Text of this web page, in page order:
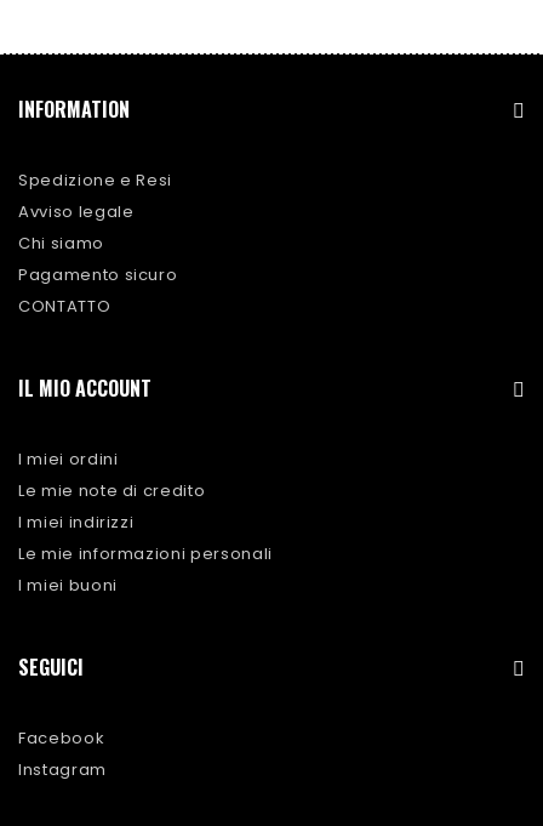
INFORMATION
Spedizione e Resi
Avviso legale
Chi siamo
Pagamento sicuro
CONTATTO
IL MIO ACCOUNT
I miei ordini
Le mie note di credito
I miei indirizzi
Le mie informazioni personali
I miei buoni
SEGUICI
Facebook
Instagram